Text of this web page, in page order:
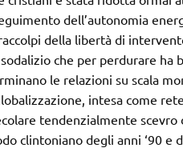
dell’autonomia
della libertà di
sodalizio che per perdurare
le relazioni su scala
intesa come
tendenzialmente scevro
clintoniano degli anni ‘90 e